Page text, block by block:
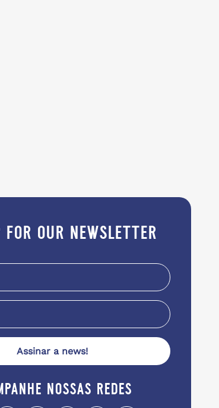
for our newsletter
Assinar a news!
nossas redes